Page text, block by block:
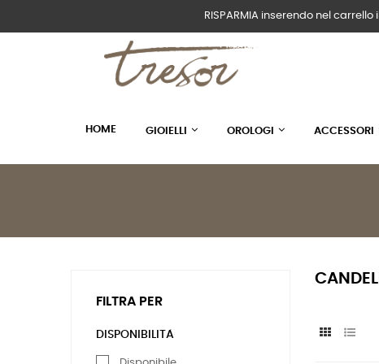
RISPARMIA inserendo nel
HOME GIOIELLI OROLOGI ACCESSORI
FILTRA PER
DISPONIBILITÀ